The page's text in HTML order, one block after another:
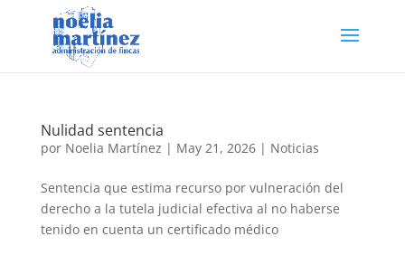
Nulidad sentencia
por Noelia Martínez | May 21, 2026| Noticias
Sentencia que estima recurso por vulneración del
derecho a la tutela judicial efectiva al no haberse
tenido en cuenta un certificado médico